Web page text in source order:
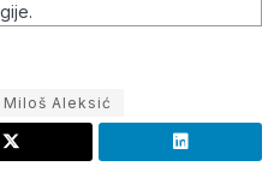
Miloš Aleksić